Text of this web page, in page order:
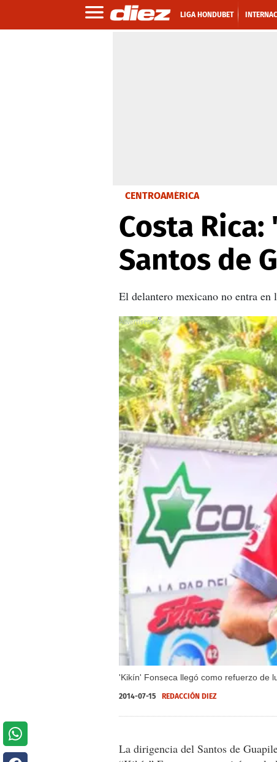
LIGA HONDUBET
CENTROAMÉRICA
Costa
Santos de
El delantero mexicano no entra
'Kikín' Fonseca llegó como refuerzo de
X
2014-07-15 REDACCIÓN DIEZ
La dirigencia del Santos de